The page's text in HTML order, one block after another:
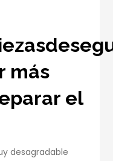
más
el
desagradable